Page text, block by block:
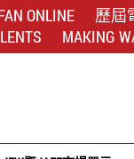
ONLINE 歷屆
MAKING